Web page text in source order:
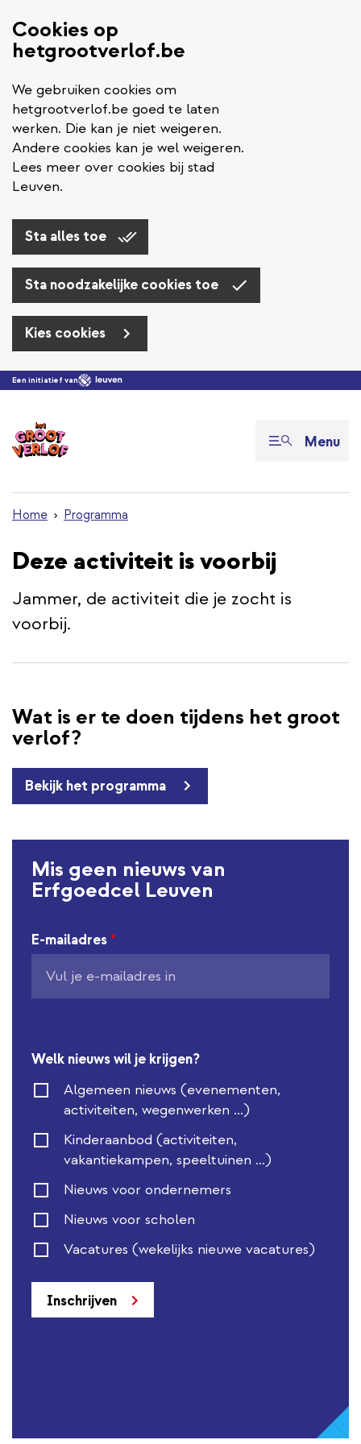
Cookies op
hetgrootverlof.be
We gebruiken cookies om
hetgrootverlof.be goed te laten
werken. Die kan je niet weigeren.
Andere cookies kan je wel weigeren.
Lees meer over cookies bij stad
Leuven.
Sta alles toe
Sta noodzakelijke cookies toe
Kies cookies
Overslaan en naar de inhoud gaan
Een initiatief van
Menu
Home Programma
Deze activiteit is voorbij
Jammer, de activiteit die je zocht is
voorbij.
Wat is er te doen tijdens het groot
verlof?
Bekijk het programma
Mis geen nieuws van
Erfgoedcel Leuven
E-mailadres *
Welk nieuws wil je krijgen?
Algemeen nieuws (evenementen,
activiteiten, wegenwerken ...)
Kinderaanbod (activiteiten,
vakantiekampen, speeltuinen ...)
Nieuws voor ondernemers
Nieuws voor scholen
Vacatures (wekelijks nieuwe vacatures)
Inschrijven